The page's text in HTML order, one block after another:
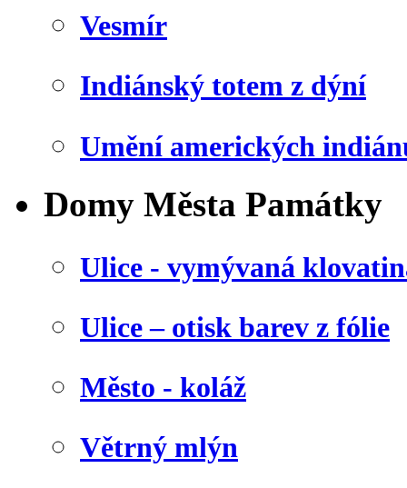
Vesmír
Indiánský totem z dýní
Umění amerických
Domy Města Památky
Ulice - vymývaná
Ulice – otisk barev z fólie
Město - koláž
Větrný mlýn